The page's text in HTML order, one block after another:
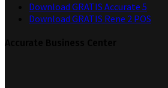
Download GRATIS Accurate 5
Download GRATIS Rene 2 POS